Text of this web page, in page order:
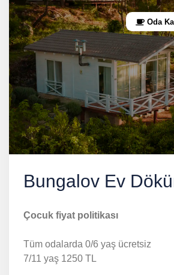
Oda
Bungalov Ev
Çocuk fiyat politikası
Tüm odalarda 0/6 yaş ücretsiz
7/11 yaş 1250 TL